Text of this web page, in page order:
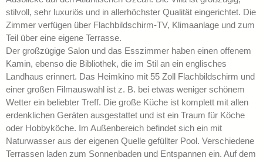
stilvoll, sehr luxuriös und in allerhöchster Qualität eingerichtet. Die
Zimmer verfügen über Flachbildschirm-TV, Klimaanlage und zum
Teil über eine eigene Terrasse.
Der großzügige Salon und das Esszimmer haben einen offenem
Kamin, ebenso die Bibliothek, die im Stil an ein englisches
Landhaus erinnert. Das Heimkino mit 55 Zoll Flachbildschirm und
einer großen Filmauswahl ist z. B. bei etwas weniger schönem
Wetter ein beliebter Treff. Die große Küche ist komplett mit allen
erdenklichen Geräten ausgestattet und ist ein Traum für Köche
oder Hobbyköche. Im Außenbereich befindet sich ein mit
Naturwasser aus der eigenen Quelle gefüllter Pool. Verschiedene
Terrassen laden zum Sonnenbaden und Entspannen ein. Auf dem